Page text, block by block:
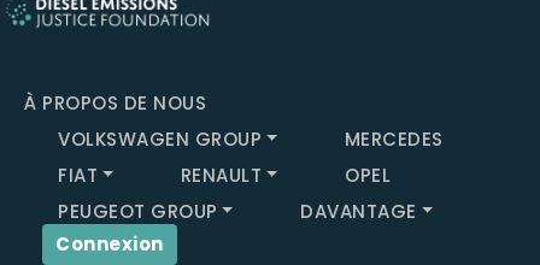
À PROPOS DE NOUS
VOLKSWAGEN GROUP
MERCEDES
FIAT
RENAULT
OPEL
PEUGEOT GROUP
DAVANTAGE
Connexion